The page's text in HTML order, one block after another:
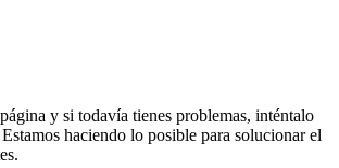
y si todavía tienes problemas, inténtalo
haciendo lo posible para solucionar el